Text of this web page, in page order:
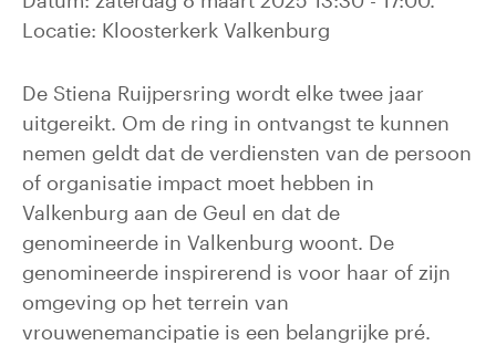
Locatie: Kloosterkerk Valkenburg
De Stiena Ruijpersring wordt elke twee jaar
uitgereikt. Om de ring in ontvangst te kunnen
nemen geldt dat de verdiensten van de persoon
of organisatie impact moet hebben in
Valkenburg aan de Geul en dat de
genomineerde in Valkenburg woont. De
genomineerde inspirerend is voor haar of zijn
omgeving op het terrein van
vrouwenemancipatie is een belangrijke pré.